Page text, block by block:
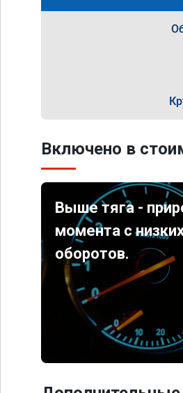
Включено в
Выше тяга -
момента с
оборотов.